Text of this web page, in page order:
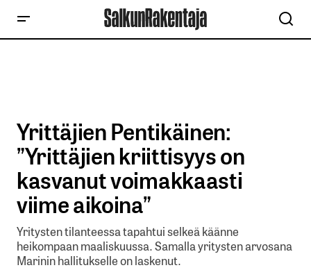
Yrittäjien Pentikäinen:
”Yrittäjien kriittisyys on
kasvanut voimakkaasti
viime aikoina”
Yritysten tilanteessa tapahtui selkeä käänne
heikompaan maaliskuussa. Samalla yritysten arvosana
Marinin hallitukselle on laskenut.